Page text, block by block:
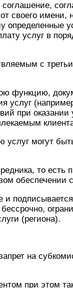
своего имени,
определенные
услуг в
с
функцию,
услуг
при оказании
могут
то есть
обеспечении
(региона).
на
при этом